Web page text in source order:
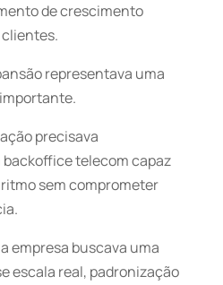
de crescimento
clientes.
representava uma
precisava
telecom capaz
sem comprometer
empresa buscava uma
escala real, padronização